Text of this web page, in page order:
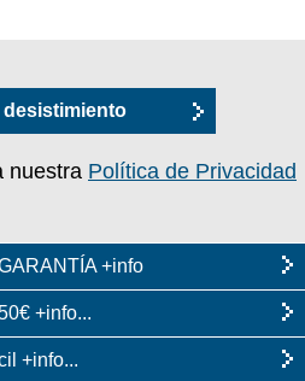
desistimiento
nuestra Política de Privacidad
+info
+info...
+info...